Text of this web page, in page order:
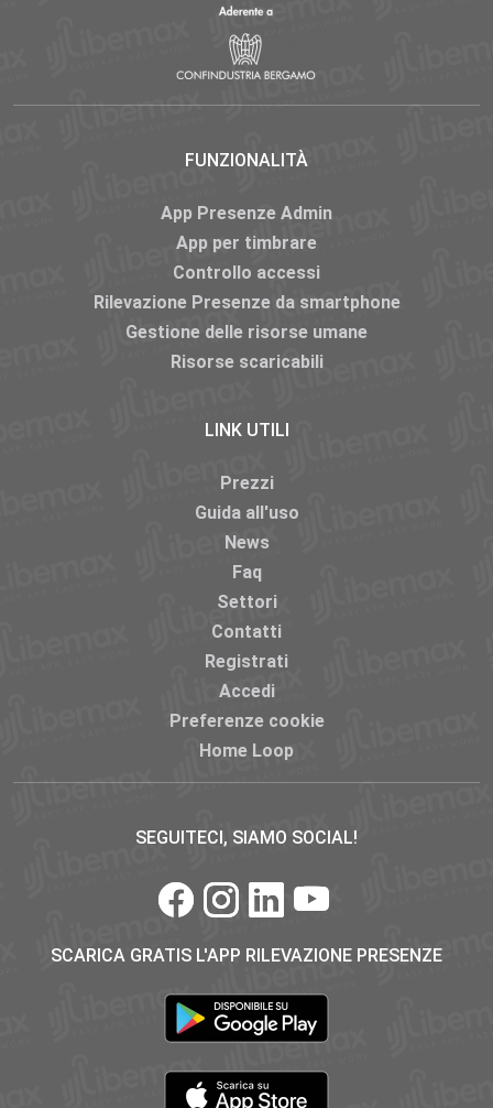
FUNZIONALITÀ
App Presenze Admin
App per timbrare
Controllo accessi
Rilevazione Presenze da smartphone
Gestione delle risorse umane
Risorse scaricabili
LINK UTILI
Prezzi
Guida all'uso
News
Faq
Settori
Contatti
Registrati
Accedi
Preferenze cookie
Home Loop
SEGUITECI, SIAMO SOCIAL!
SCARICA GRATIS L'APP RILEVAZIONE PRESENZE